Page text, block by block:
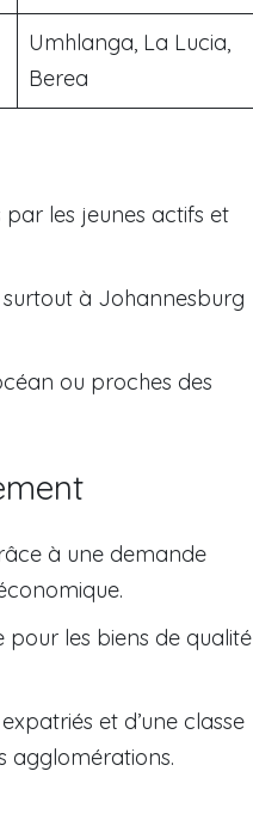
Umhlanga, La Lucia,
Berea
les jeunes actifs et
surtout à Johannesburg
ou proches des
à une demande
les biens de qualité
et d’une classe
agglomérations.